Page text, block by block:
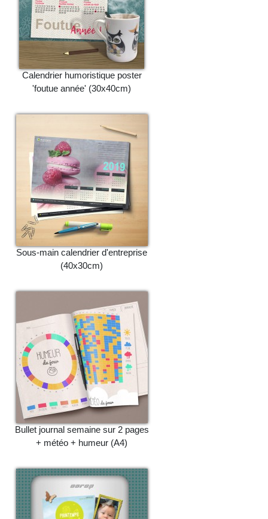
Calendrier humoristique poster
'foutue année' (30x40cm)
Sous-main calendrier d'entreprise
(40x30cm)
Bullet journal semaine sur 2 pages
+ météo + humeur (A4)